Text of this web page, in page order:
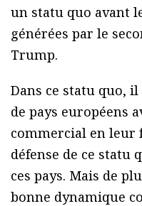
un statu quo avant
générées par le
Trump.
Dans ce statu quo,
de pays européens
commercial en leur
défense de ce
ces pays. Mais de
bonne dynamique